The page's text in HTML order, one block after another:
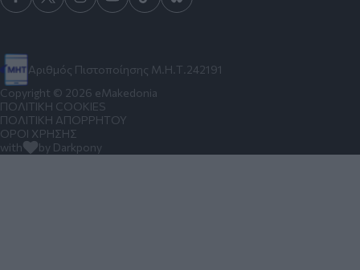
Αριθμός Πιστοποίησης Μ.Η.Τ.242191
Copyright © 2026 eMakedonia
ΠΟΛΙΤΙΚΗ COOKIES
ΠΟΛΙΤΙΚΗ ΑΠΟΡΡΗΤΟΥ
ΟΡΟΙ ΧΡΗΣΗΣ
with
by Darkpony